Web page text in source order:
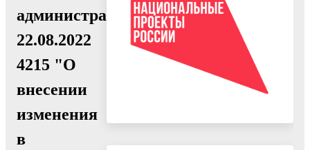
администрации
22.08.2022
4215 "О
внесении
изменения
в